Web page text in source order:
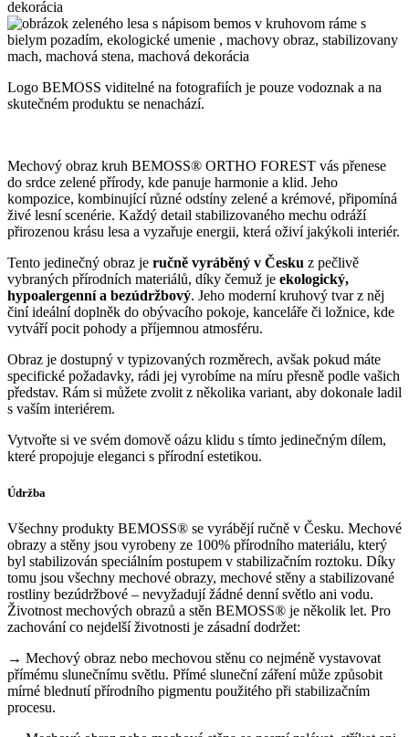
Logo BEMOSS viditelné na fotografiích je pouze vodoznak a na
skutečném produktu se nenachází.
Mechový obraz kruh BEMOSS® ORTHO FOREST vás přenese
do srdce zelené přírody, kde panuje harmonie a klid. Jeho
kompozice, kombinující různé odstíny zelené a krémové, připomíná
živé lesní scenérie. Každý detail stabilizovaného mechu odráží
přirozenou krásu lesa a vyzařuje energii, která oživí jakýkoli interiér.
Tento jedinečný obraz je ručně vyráběný v Česku z pečlivě
vybraných přírodních materiálů, díky čemuž je ekologický,
hypoalergenní a bezúdržbový. Jeho moderní kruhový tvar z něj
činí ideální doplněk do obývacího pokoje, kanceláře či ložnice, kde
vytváří pocit pohody a příjemnou atmosféru.
Obraz je dostupný v typizovaných rozměrech, avšak pokud máte
specifické požadavky, rádi jej vyrobíme na míru přesně podle vašich
představ. Rám si můžete zvolit z několika variant, aby dokonale ladil
s vaším interiérem.
Vytvořte si ve svém domově oázu klidu s tímto jedinečným dílem,
které propojuje eleganci s přírodní estetikou.
Údržba
Všechny produkty BEMOSS® se vyrábějí ručně v Česku. Mechové
obrazy a stěny jsou vyrobeny ze 100% přírodního materiálu, který
byl stabilizován speciálním postupem v stabilizačním roztoku. Díky
tomu jsou všechny mechové obrazy, mechové stěny a stabilizované
rostliny bezúdržbové – nevyžadují žádné denní světlo ani vodu.
Životnost mechových obrazů a stěn BEMOSS® je několik let. Pro
zachování co nejdelší životnosti je zásadní dodržet:
→ Mechový obraz nebo mechovou stěnu co nejméně vystavovat
přímému slunečnímu světlu. Přímé sluneční záření může způsobit
mírné blednutí přírodního pigmentu použitého při stabilizačním
procesu.